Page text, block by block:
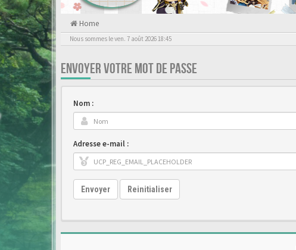
Home
Nous sommes le ven. 7 août 2026 18:45
ENVOYER VOTRE MOT DE PASSE
Nom :
Adresse e-mail :
Envoyer Reinitialiser